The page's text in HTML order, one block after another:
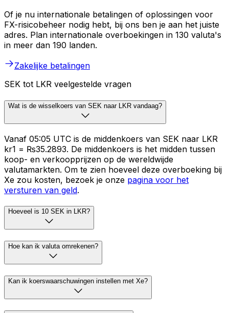
Of je nu internationale betalingen of oplossingen voor
FX-risicobeheer nodig hebt, bij ons ben je aan het juiste
adres. Plan internationale overboekingen in 130 valuta's
in meer dan 190 landen.
Zakelijke betalingen
SEK tot LKR veelgestelde vragen
Wat is de wisselkoers van SEK naar LKR vandaag?
Vanaf 05:05 UTC is de middenkoers van SEK naar LKR
kr1 = ₨35.2893. De middenkoers is het midden tussen
koop- en verkoopprijzen op de wereldwijde
valutamarkten. Om te zien hoeveel deze overboeking bij
Xe zou kosten, bezoek je onze pagina voor het
versturen van geld.
Hoeveel is 10 SEK in LKR?
Hoe kan ik valuta omrekenen?
Kan ik koerswaarschuwingen instellen met Xe?